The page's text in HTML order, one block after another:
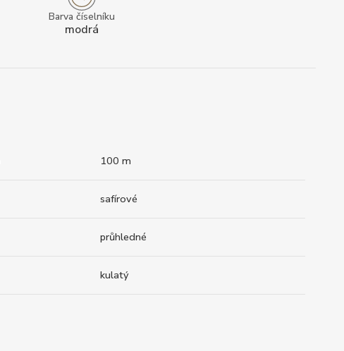
Barva číselníku
modrá
100 m
safírové
průhledné
kulatý